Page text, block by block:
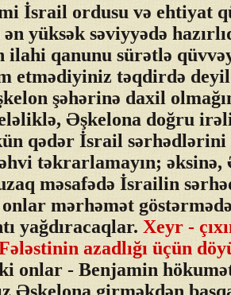
İsrail ordusu və ehtiyat
yüksək səviyyədə
ilahi qanunu sürətlə
etmədiyiniz təqdirdə
şəhərinə daxil
Əşkelona doğru
qədər İsrail sərhədlərini
təkrarlamayın;
məsafədə İsrailin
mərhəmət
yağdıracaqlar. Xeyr -
azadlığı üçün
onlar - Benjamin